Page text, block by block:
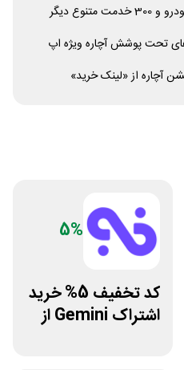
دیگر
تحت پوشش آچاره ویژه اپ
آچاره از «لینک خرید»
5%
کد تخفیف 5% خرید
اشتراک Gemini از